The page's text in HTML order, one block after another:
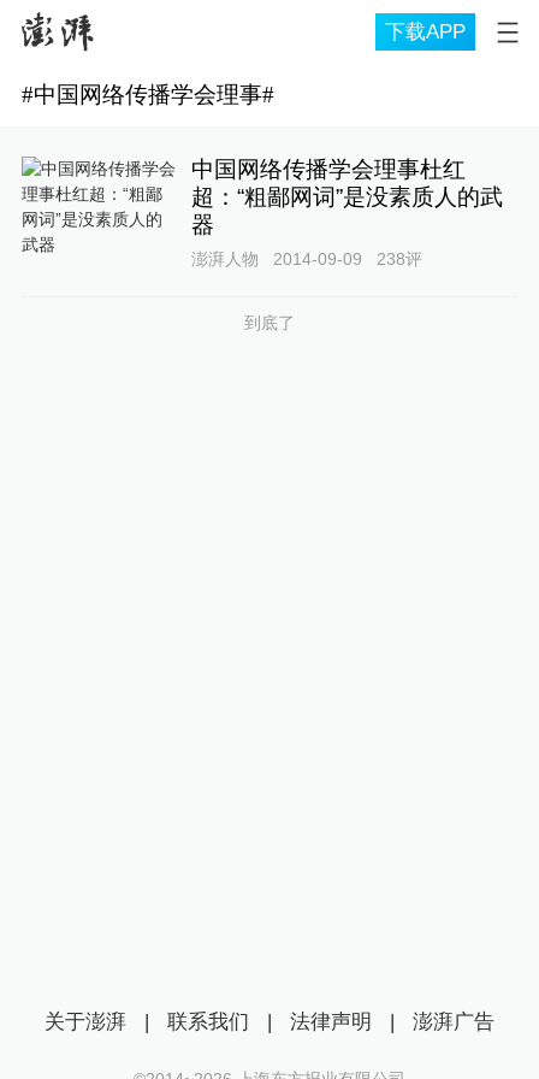
下载APP
#中国网络传播学会理事#
中国网络传播学会理事杜红
超：“粗鄙网词”是没素质人的武
器
澎湃人物 2014-09-09 238评
到底了
关于澎湃 | 联系我们 | 法律声明 | 澎湃广告